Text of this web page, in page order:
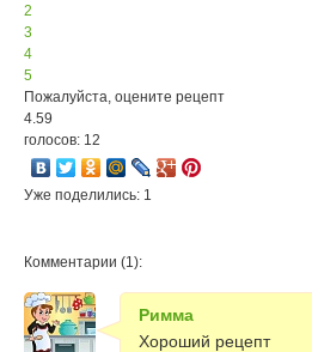
2
3
4
5
Пожалуйста, оцените рецепт
4.59
голосов: 12
Уже поделились: 1
Комментарии (1):
Римма
Хороший рецепт